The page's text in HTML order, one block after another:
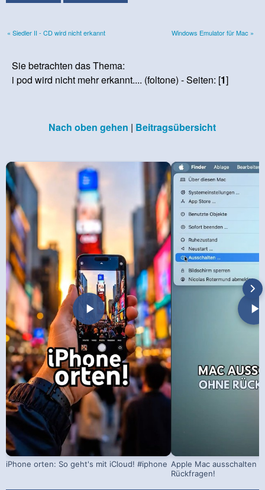
« Siedler II - CD wird nicht erkannt Windows Emulator für Mac »
Sie betrachten das Thema:
i pod wird nicht mehr erkannt.... (foltone) - Seiten: [1]
Nach oben gehen | Beitragsübersicht
iPhone orten: So geht's mit iCloud! #iphone Apple Mac ausschalten
Rückfragen!